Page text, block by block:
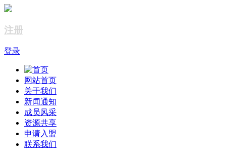
注册
登录
网站首页
关于我们
新闻通知
成员风采
资源共享
申请入盟
联系我们